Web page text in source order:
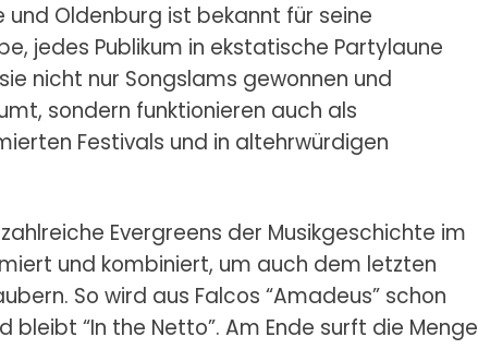
Oldenburg ist bekannt für seine
jedes Publikum in ekstatische Partylaune
nicht nur Songslams gewonnen und
sondern funktionieren auch als
Festivals und in altehrwürdigen
Evergreens der Musikgeschichte im
und kombiniert, um auch dem letzten
So wird aus Falcos “Amadeus” schon
bleibt “In the Netto”. Am Ende surft die Menge